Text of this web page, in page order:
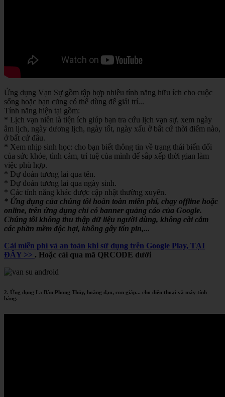
Ứng dụng Vạn Sự gồm tập hợp nhiều tính năng hữu ích cho cuộc
sống hoặc bạn cũng có thể dùng để giải trí...
Tính năng hiện tại gồm:
* Lịch vạn niên là tiện ích giúp bạn tra cứu lịch vạn sự, xem ngày
âm lịch, ngày dương lịch, ngày tốt, ngày xấu ở bất cứ thời điểm nào,
ở bất cứ đâu.
* Xem nhịp sinh học: cho bạn biết thông tin về trạng thái biến đổi
của sức khỏe, tình cảm, trí tuệ của mình để sắp xếp thời gian làm
việc phù hợp.
* Dự đoán tương lai qua tên.
* Dự đoán tương lai qua ngày sinh.
* Các tính năng khác được cập nhật thường xuyên.
* Ứng dụng của chúng tôi hoàn toàn miễn phí, chạy offline hoặc
online, trên ứng dụng chỉ có banner quảng cáo của Google.
Chúng tôi không thu thập dữ liệu người dùng, không cài cắm
các phần mềm độc hại, không gây tốn pin,...
Cài miễn phí và an toàn khi sử dụng trên Google Play, TẠI
ĐÂY >> . Hoặc cài qua mã QRCODE dưới
2. Ứng dụng La Bàn Phong Thủy, hoàng đạo, con giáp... cho điện thoại và máy tính
bảng.